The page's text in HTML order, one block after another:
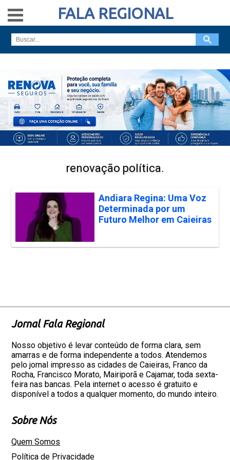
FALA REGIONAL
renovação política.
Andiara Regina: Uma Voz
Determinada por um
Futuro Melhor em Caieiras
Jornal Fala Regional
Nosso objetivo é levar conteúdo de forma clara, sem
amarras e de forma independente a todos. Atendemos
pelo jornal impresso as cidades de Caieiras, Franco da
Rocha, Francisco Morato, Mairiporã e Cajamar, toda sexta-
feira nas bancas. Pela internet o acesso é gratuito e
disponível a todos a qualquer momento, do mundo inteiro.
Sobre Nós
Quem Somos
Política de Privacidade